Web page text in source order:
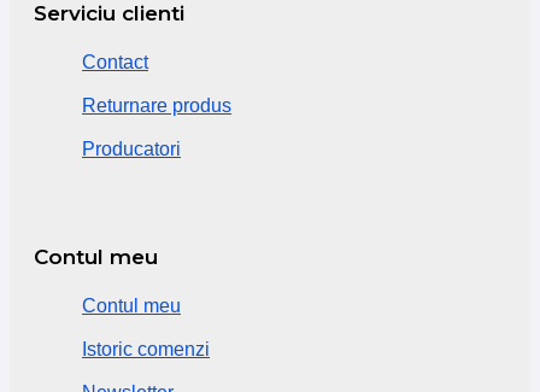
Serviciu clienti
Contact
Returnare produs
Producatori
Contul meu
Contul meu
Istoric comenzi